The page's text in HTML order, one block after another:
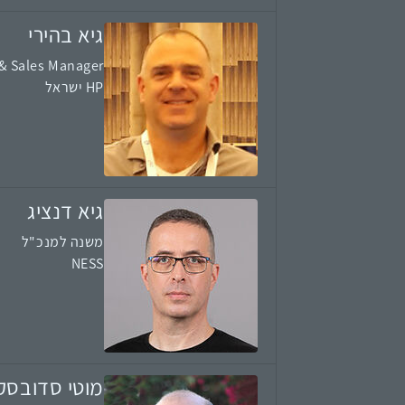
גיא בהירי
Sales Manager
HP ישראל
גיא דנציג
משנה למנכ"ל
NESS
מוטי